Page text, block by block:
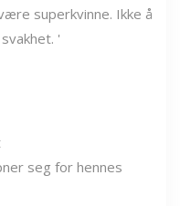
superkvinne. Ikke å
'
seg for hennes